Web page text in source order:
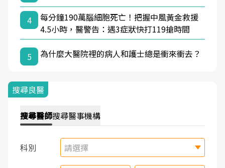
4
每分鐘190萬腦細胞死亡！把握中風黃金救援
4.5小時，醫警告：遇3症狀快打119搶時間
5 為什麼大醫院裡的病人和護士總是衝來衝去？
搜尋良醫
搜尋醫師搜尋醫事機構
科別 請選擇